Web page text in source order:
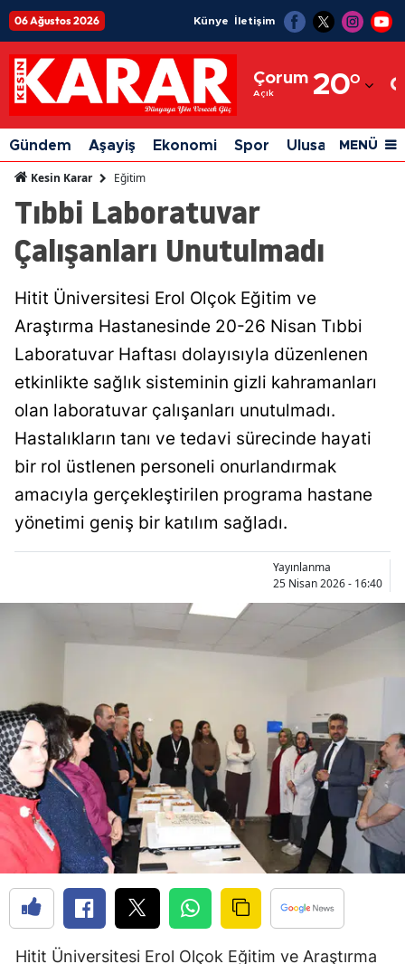
06 Ağustos 2026 Künye İletişim
Çorum
Açık 20°
Adıyaman
Afyonkarahisar
Ağrı
Ankara
Aydın
Balıkesir
Bingöl
Bitlis
Burdur
Çorum
Denizli
Diyarbakır
Edirne
Elazığ
Erzincan
Gündem Aşayiş Ekonomi Spor Ulusal Siyaset
MENÜ
Kesin Karar Eğitim
Tıbbi Laboratuvar
Çalışanları Unutulmadı
Hitit Üniversitesi Erol Olçok Eğitim ve
Araştırma Hastanesinde 20-26 Nisan Tıbbi
Laboratuvar Haftası dolayısıyla düzenlenen
etkinlikte sağlık sisteminin gizli kahramanları
olan laboratuvar çalışanları unutulmadı.
Hastalıkların tanı ve tedavi sürecinde hayati
bir rol üstlenen personeli onurlandırmak
amacıyla gerçekleştirilen programa hastane
yönetimi geniş bir katılım sağladı.
Yayınlanma
25 Nisan 2026 - 16:40
Hitit Üniversitesi Erol Olçok Eğitim ve Araştırma